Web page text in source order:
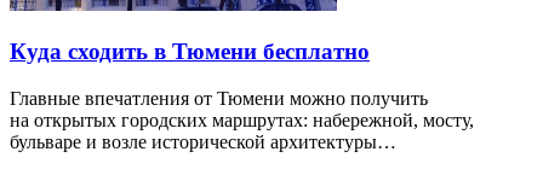
Куда сходить в Тюмени бесплатно
Главные впечатления от Тюмени можно получить
на открытых городских маршрутах: набережной, мосту,
бульваре и возле исторической архитектуры…